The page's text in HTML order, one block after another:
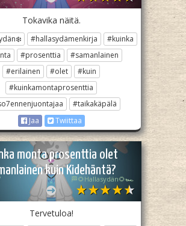
Tokavika näitä.
#hallasydämenkirja
#kuinka
#prosenttia
#samanlainen
#erilainen
#olet
#kuin
#kuinkamontaprosenttia
#taikakäpälä
Jaa
Twiittaa
monta prosenttia olet
kuin Kidehäntä?
🏁🌻Hallasydän🌻🏎️
Tervetuloa!